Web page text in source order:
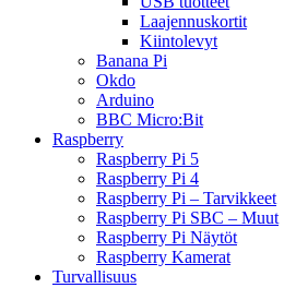
Laajennuskortit
Kiintolevyt
Banana Pi
Okdo
Arduino
BBC Micro:Bit
Raspberry
Raspberry Pi 5
Raspberry Pi 4
Raspberry Pi – Tarvikkeet
Raspberry Pi SBC – Muut
Raspberry Pi Näytöt
Raspberry Kamerat
Turvallisuus